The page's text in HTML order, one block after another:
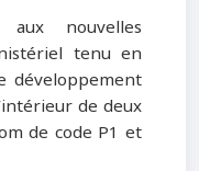
nouvelles
tenu en
développement
de deux
de code P1 et